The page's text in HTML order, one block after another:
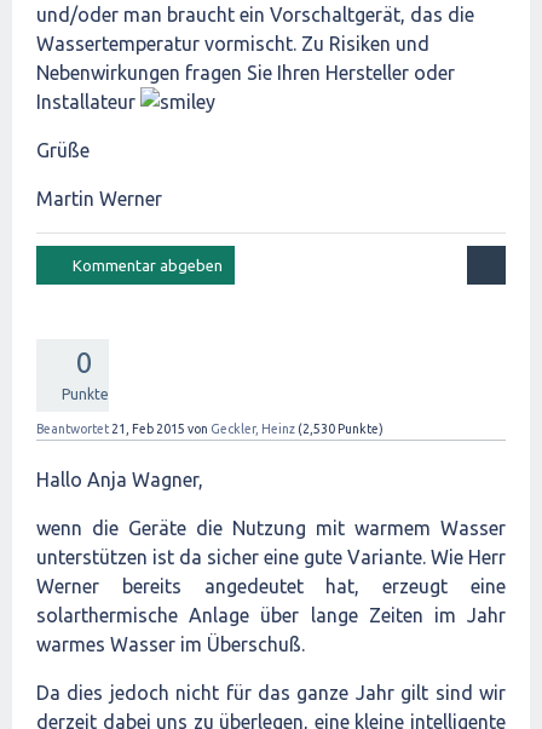
und/oder man braucht ein Vorschaltgerät, das die
Wassertemperatur vormischt. Zu Risiken und
Nebenwirkungen fragen Sie Ihren Hersteller oder
Installateur
Grüße
Martin Werner
0
Punkte
Beantwortet 21, Feb 2015 von Geckler, Heinz (2,530 Punkte)
Hallo Anja Wagner,
wenn die Geräte die Nutzung mit warmem Wasser
unterstützen ist da sicher eine gute Variante. Wie Herr
Werner bereits angedeutet hat, erzeugt eine
solarthermische Anlage über lange Zeiten im Jahr
warmes Wasser im Überschuß.
Da dies jedoch nicht für das ganze Jahr gilt sind wir
derzeit dabei uns zu überlegen, eine kleine intelligente